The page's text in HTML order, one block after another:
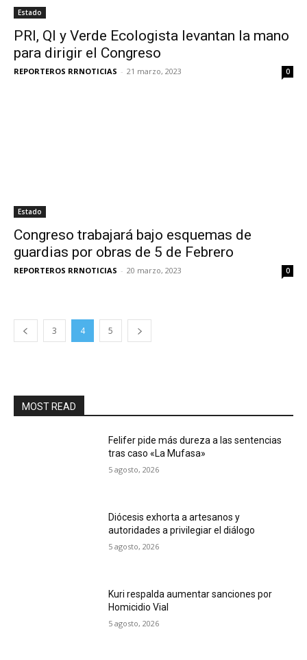
Estado
PRI, QI y Verde Ecologista levantan la mano
para dirigir el Congreso
REPORTEROS RRNOTICIAS - 21 marzo, 2023 0
Estado
Congreso trabajará bajo esquemas de
guardias por obras de 5 de Febrero
REPORTEROS RRNOTICIAS - 20 marzo, 2023 0
3 4 5
MOST READ
Felifer pide más dureza a las sentencias
tras caso «La Mufasa»
5 agosto, 2026
Diócesis exhorta a artesanos y
autoridades a privilegiar el diálogo
5 agosto, 2026
Kuri respalda aumentar sanciones por
Homicidio Vial
5 agosto, 2026